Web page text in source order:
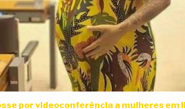
por videoconferência a mulheres